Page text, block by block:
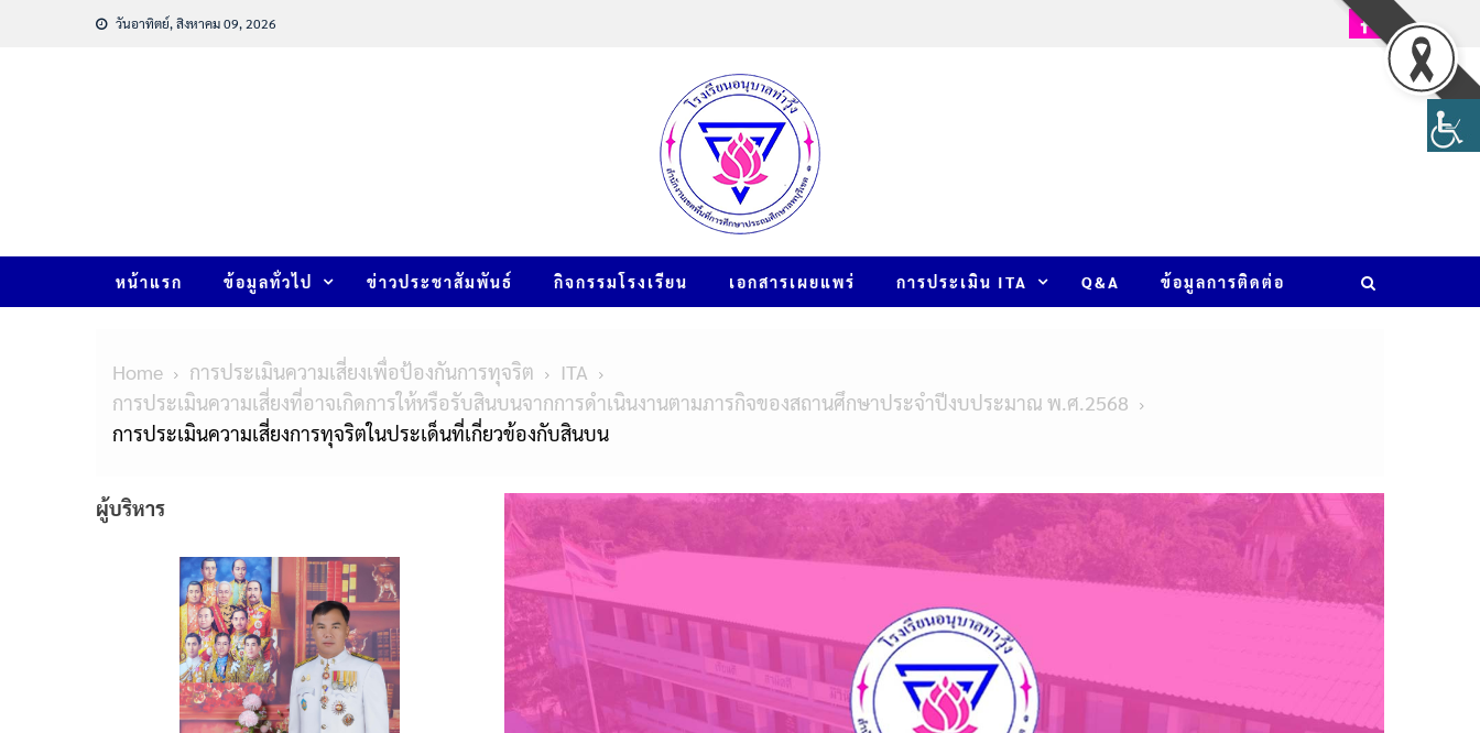
วันอาทิตย์, สิงหาคม 09, 2026
หน้าแรก ข้อมูลทั่วไป ข่าวประชาสัมพันธ์ กิจกรรมโรงเรียน เอกสารเผยแพร่ การประเมิน ITA Q&A ข้อมูลการติดต่อ
Home การประเมินความเสี่ยงเพื่อป้องกันการทุจริต
ITA
การประเมินความเสี่ยงที่อาจเกิดการให้หรือรับสินบนจากการดำเนินงานตามภารกิจของสถานศึกษาประจำปีงบประมาณ พ.ศ.2568
การประเมินความเสี่ยงการทุจริตในประเด็นที่เกี่ยวข้องกับสินบน
ผู้บริหาร